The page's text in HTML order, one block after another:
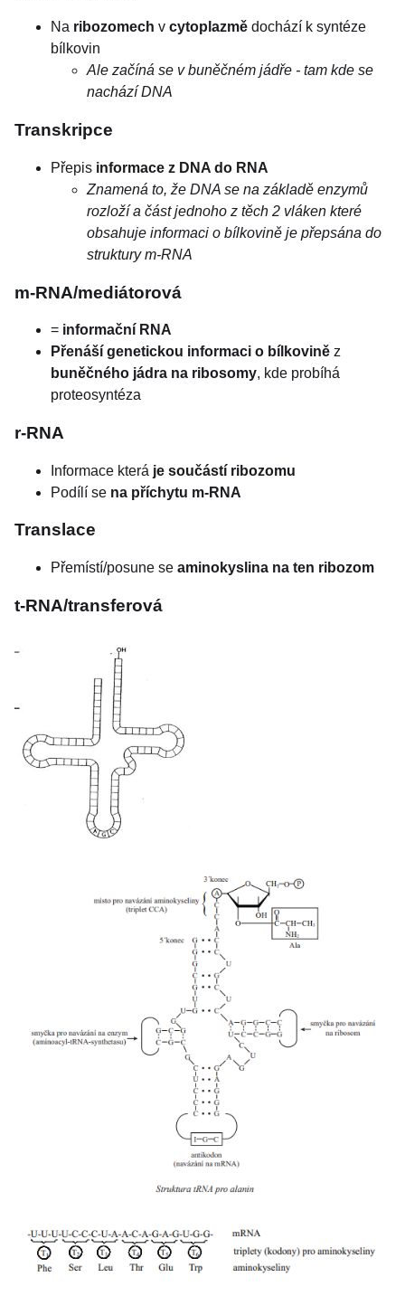
Na ribozomech v cytoplazmě dochází k syntéze
bílkovin
Ale začíná se v buněčném jádře - tam kde se
nachází DNA
Transkripce
Přepis informace z DNA do RNA
Znamená to, že DNA se na základě enzymů
rozloží a část jednoho z těch 2 vláken které
obsahuje informaci o bílkovině je přepsána do
struktury m-RNA
m-RNA/mediátorová
= informační RNA
Přenáší genetickou informaci o bílkovině z
buněčného jádra na ribosomy, kde probíhá
proteosyntéza
r-RNA
Informace která je součástí ribozomu
Podílí se na příchytu m-RNA
Translace
Přemístí/posune se aminokyslina na ten ribozom
t-RNA/transferová